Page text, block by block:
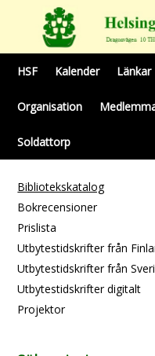
HSF Kalender Länkar
Organisation
Soldattorp
Bibliotekskatalog
Bokrecensioner
Prislista
Utbytestidskrifter från
Utbytestidskrifter från
Utbytestidskrifter digitalt
Projektor